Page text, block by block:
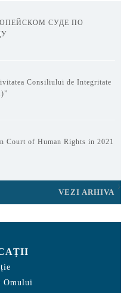
СУДЕ ПО
Consiliului de Integritate
Court of Human Rights in 2021
VEZI ARHIVA
Omului